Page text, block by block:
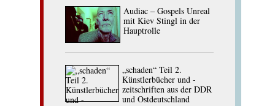
Audiac – Gospels Unreal
mit Kiev Stingl in der
Hauptrolle
„schaden“ Teil 2.
Künstlerbücher und -
zeitschriften aus der DDR
und Ostdeutschland